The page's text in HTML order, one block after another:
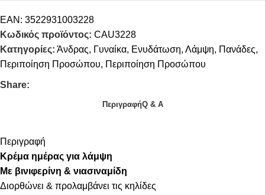
EAN: 3522931003228
Κωδικός προϊόντος: CAU3228
Κατηγορίες: Άνδρας, Γυναίκα, Ενυδάτωση, Λάμψη, Πανάδες,
Περιποίηση Προσώπου, Περιποίηση Προσώπου
Share:
ΠεριγραφήQ & A
Περιγραφή
Kρέμα ημέρας για λάμψη
Με βινιφερίνη & νιασιναμίδη
Διορθώνει & προλαμβάνει τις κηλίδες